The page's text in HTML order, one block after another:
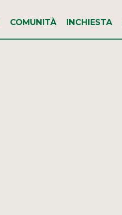
COMUNITÀ INCHIESTA